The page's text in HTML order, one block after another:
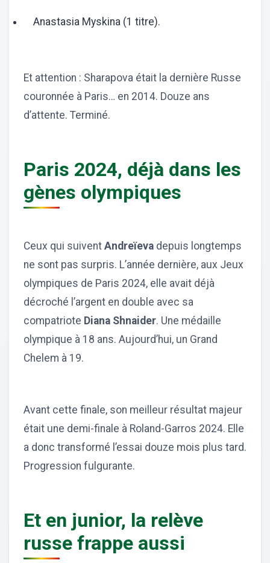
Anastasia Myskina (1 titre).
Et attention : Sharapova était la dernière Russe
couronnée à Paris… en 2014. Douze ans
d’attente. Terminé.
Paris 2024, déjà dans les
gènes olympiques
Ceux qui suivent Andreïeva depuis longtemps
ne sont pas surpris. L’année dernière, aux Jeux
olympiques de Paris 2024, elle avait déjà
décroché l’argent en double avec sa
compatriote Diana Shnaider. Une médaille
olympique à 18 ans. Aujourd’hui, un Grand
Chelem à 19.
Avant cette finale, son meilleur résultat majeur
était une demi-finale à Roland-Garros 2024. Elle
a donc transformé l’essai douze mois plus tard.
Progression fulgurante.
Et en junior, la relève
russe frappe aussi